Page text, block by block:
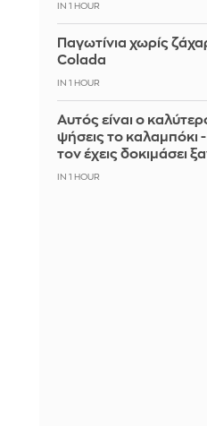
IN 1 HOUR
Παγωτίνια χωρίς
Colada
IN 1 HOUR
Αυτός είναι ο
ψήσεις το καλαμπόκι
τον έχεις δοκιμάσει
IN 1 HOUR